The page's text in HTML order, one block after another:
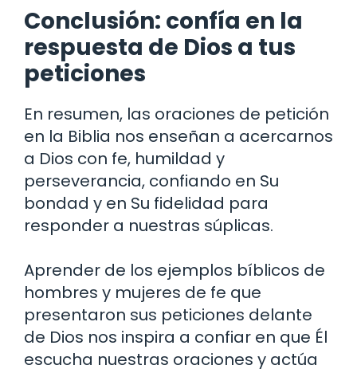
Conclusión: confía en la
respuesta de Dios a tus
peticiones
En resumen, las oraciones de petición
en la Biblia nos enseñan a acercarnos
a Dios con fe, humildad y
perseverancia, confiando en Su
bondad y en Su fidelidad para
responder a nuestras súplicas.
Aprender de los ejemplos bíblicos de
hombres y mujeres de fe que
presentaron sus peticiones delante
de Dios nos inspira a confiar en que Él
escucha nuestras oraciones y actúa